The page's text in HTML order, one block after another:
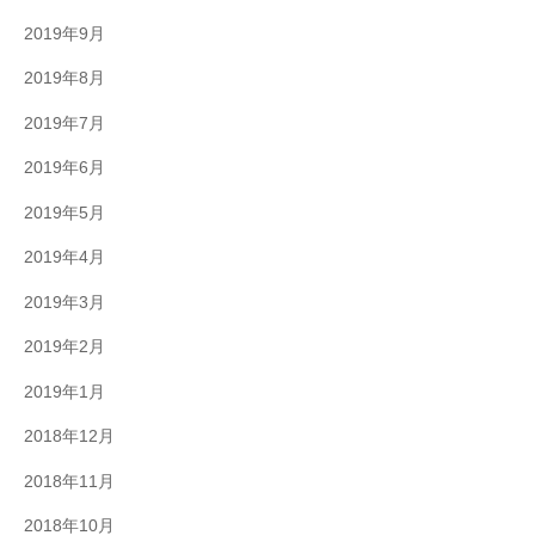
2019年9月
2019年8月
2019年7月
2019年6月
2019年5月
2019年4月
2019年3月
2019年2月
2019年1月
2018年12月
2018年11月
2018年10月